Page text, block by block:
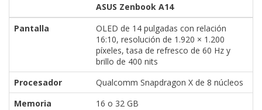
ASUS Zenbook A14
Pantalla
OLED de 14 pulgadas con relación
16:10, resolución de 1.920 × 1.200
píxeles, tasa de refresco de 60 Hz y
brillo de 400 nits
Procesador
Qualcomm Snapdragon X de 8 núcleos
Memoria
16 o 32 GB